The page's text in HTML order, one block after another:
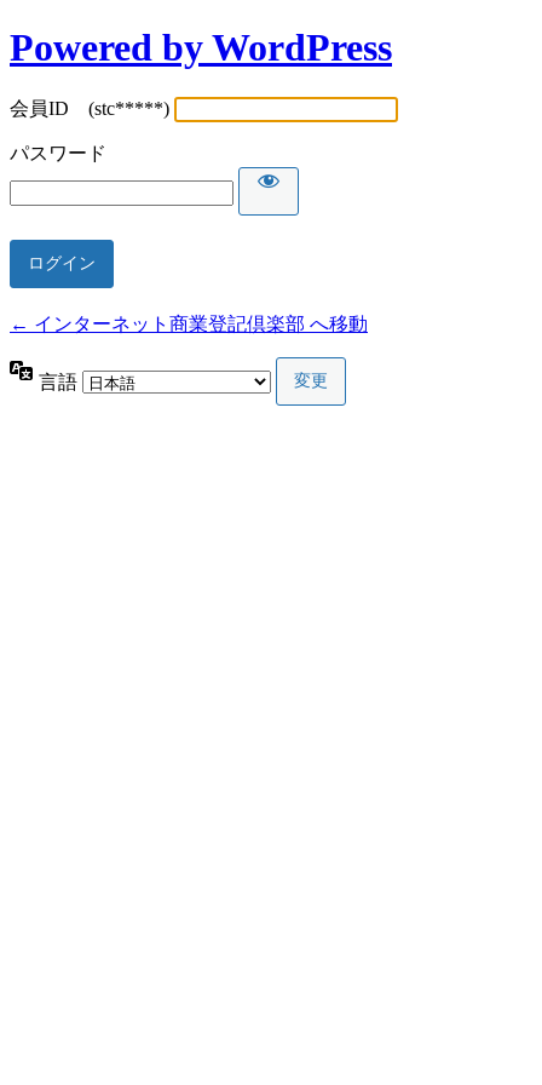
Powered by WordPress
会員ID (stc*****)
パスワード
← インターネット商業登記倶楽部 へ移動
言語